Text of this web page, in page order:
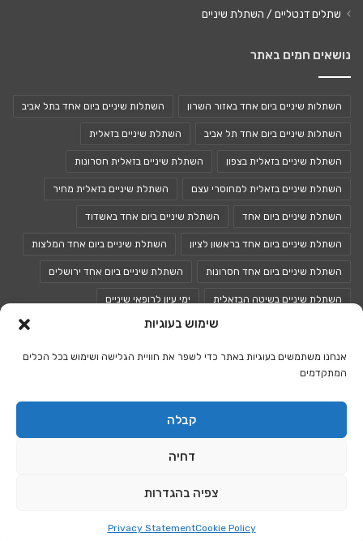
שימוש בעוגיות
אנחנו משתמשים בעוגיות באתר כדי לשפר את חוויית הגלישה ושימוש בכל הכלים
המתקדמים
קבלה
דחיה
צפיה בהגדרות
Cookie Policy
Privacy Statement
שתלים דנטליים / השתלת שיניים
נושאים חמים באתר
השתלות שיניים ביום אחד באזור השרון השתלות שיניים ביום אחד בתל אביב
השתלות שיניים ביום אחד תל אביב השתלת שיניים בזאלית
השתלת שיניים בזאלית בצפון השתלת שיניים בזאלית חסרונות
השתלת שיניים בזאלית למחוסרי עצם השתלת שיניים בזאלית מחיר
השתלת שיניים ביום אחד השתלת שיניים ביום אחד באשדוד
השתלת שיניים ביום אחד בראשון לציון השתלת שיניים ביום אחד המלצות
השתלת שיניים ביום אחד חסרונות השתלת שיניים ביום אחד ירושלים
השתלת שיניים בשיטה הבזאלית ימי עיון לרופאי שיניים
כנס רופאי שיניים
הצהרת נגישות I
בקרו גם ב: אתררפואת שיניים
אתר המטפלים